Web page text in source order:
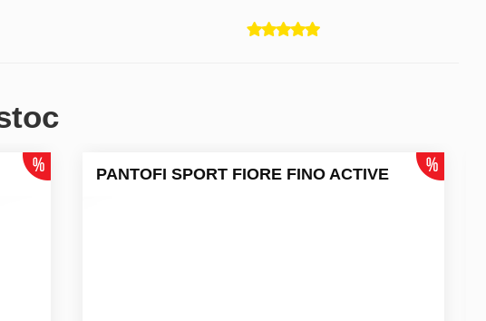
PANTOFI SPORT FIORE FINO ACTIVE